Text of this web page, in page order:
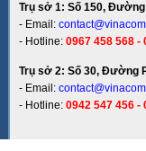
Trụ sở 1: Số 150, Đường
- Email:
- Hotline: 0967 458 568 -
Trụ sở 2: Số 30, Đường
- Email:
- Hotline: 0942 547 456 -